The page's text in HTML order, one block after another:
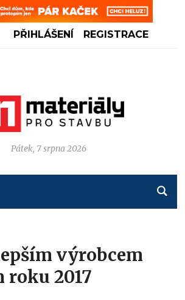
PŘIHLÁŠENÍ REGISTRACE
Pátek, 7 srpna 2026
výrobcem
roku 2017